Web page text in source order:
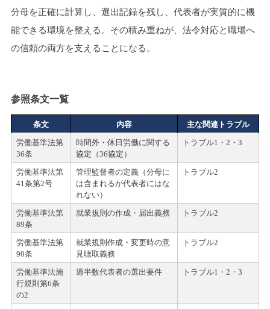
分母を正確に計算し、選出記録を残し、代表者が実質的に機
能できる環境を整える。その積み重ねが、法令対応と職場へ
の信頼の両方を支えることになる。
参照条文一覧
条文 内容 主な関連トラブル
労働基準法第
36条
時間外・休日労働に関する
協定（36協定）
トラブル1・2・3
労働基準法第
41条第2号
管理監督者の定義（分母に
は含まれるが代表者にはな
れない）
トラブル2
労働基準法第
89条
就業規則の作成・届出義務 トラブル2
労働基準法第
90条
就業規則作成・変更時の意
見聴取義務
トラブル2
労働基準法施
行規則第6条
の2
過半数代表者の選出要件 トラブル1・2・3